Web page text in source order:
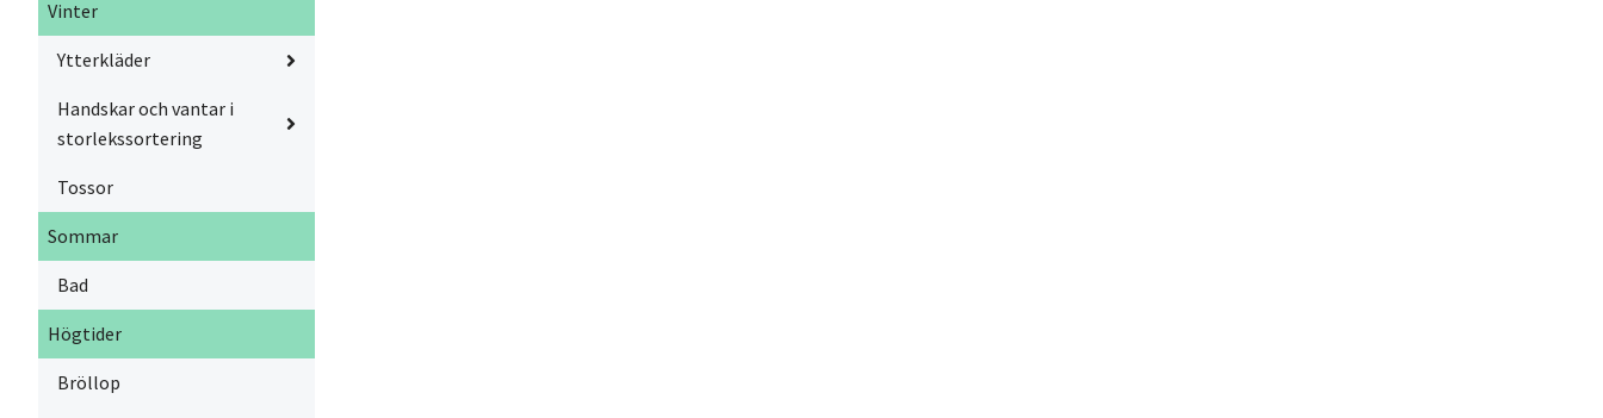
Vinter
Ytterkläder
Handskar och vantar i
storlekssortering
Tossor
Sommar
Bad
Högtider
Bröllop